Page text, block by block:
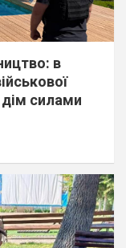
в
дім силами